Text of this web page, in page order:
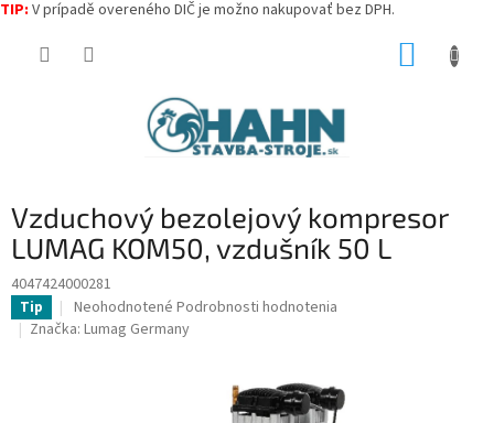
TIP: V prípadě overeného DIČ je možno nakupovať bez DPH.
Vzduchový bezolejový kompresor
LUMAG KOM50, vzdušník 50 L
4047424000281
Tip
Priemerné
hodnotenie
Neohodnotené Podrobnosti hodnotenia
Značka: Lumag Germany